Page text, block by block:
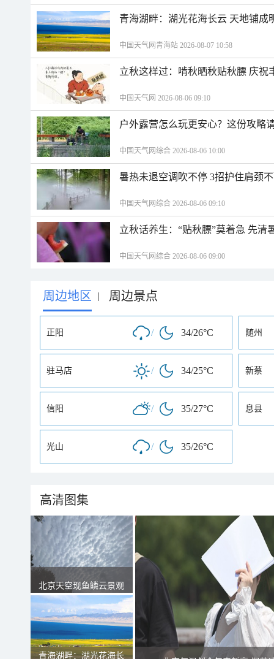
青海湖畔：湖光花海长云 天地铺成
中国天气网青海站 2026-08-07 10:58
立秋这样过：啃秋晒秋贴秋膘 庆祝
中国天气网 2026-08-06 09:10
户外露营怎么玩更安心？这份攻略
中国天气网综合 2026-08-06 10:00
暑热未退空调吹不停 3招护住肩颈
中国天气网综合 2026-08-06 09:10
立秋话养生：“贴秋膘”莫着急 先清
中国天气网综合 2026-08-06 09:00
周边地区 | 周边景点
正阳 / 34/26°C 随州
驻马店 / 34/25°C 新蔡
信阳 / 35/27°C 息县
光山 / 35/26°C
高清图集
北京天空现鱼鳞云景观
青海湖畔：湖光花海长